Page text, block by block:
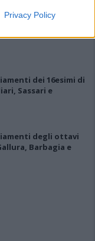
Privacy Policy
G con 8 squadre
dei 16esimi di
Sassari e
degli ottavi
Barbagia e